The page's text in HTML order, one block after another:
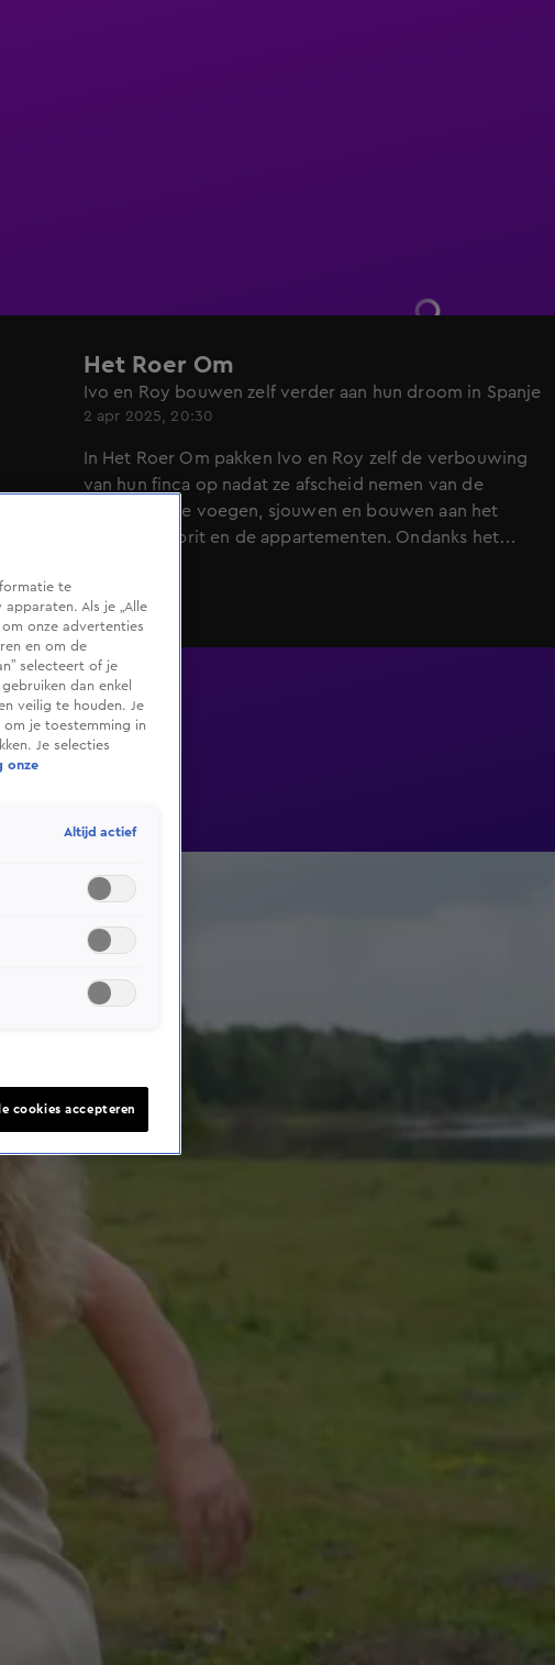
Het Roer Om
Ivo en Roy bouwen zelf verder aan hun droom in Spanje
2 apr 2025, 20:30
In Het Roer Om pakken Ivo en Roy zelf de verbouwing
van hun finca op nadat ze afscheid nemen van de
aannemer. Ze voegen, sjouwen en bouwen aan het
terras, de oprit en de appartementen. Ondanks het
geschrapt om kosten te besparen. De mannen voelen
de financiële druk, want er komt geen euro binnen.
Toch houden ze de moed erin: “Dan doen we gewoon
crowdfunding!”
te
Als je „Alle
onze advertenties
en om de
selecteert of je
dan enkel
veilig te houden. Je
je toestemming in
Je selecties
onze
Altijd actief
cookies accepteren